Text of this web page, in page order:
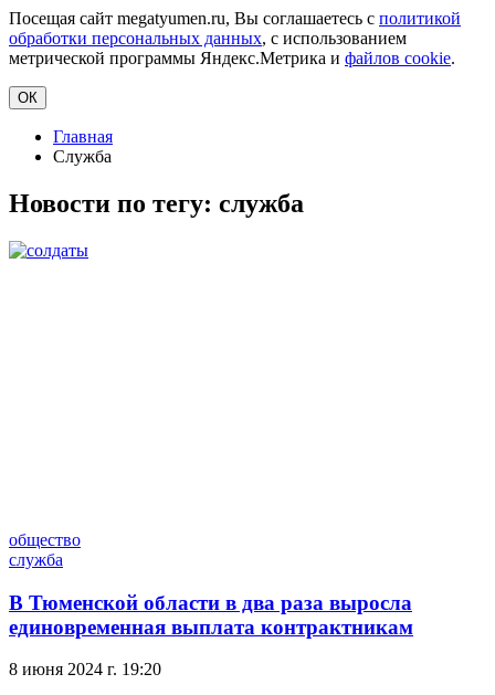
Посещая сайт megatyumen.ru, Вы соглашаетесь с политикой
обработки персональных данных, с использованием
метрической программы Яндекс.Метрика и файлов cookie.
ОК
Главная
Служба
Новости по тегу: служба
общество
служба
В Тюменской области в два раза выросла
единовременная выплата контрактникам
8 июня 2024 г. 19:20